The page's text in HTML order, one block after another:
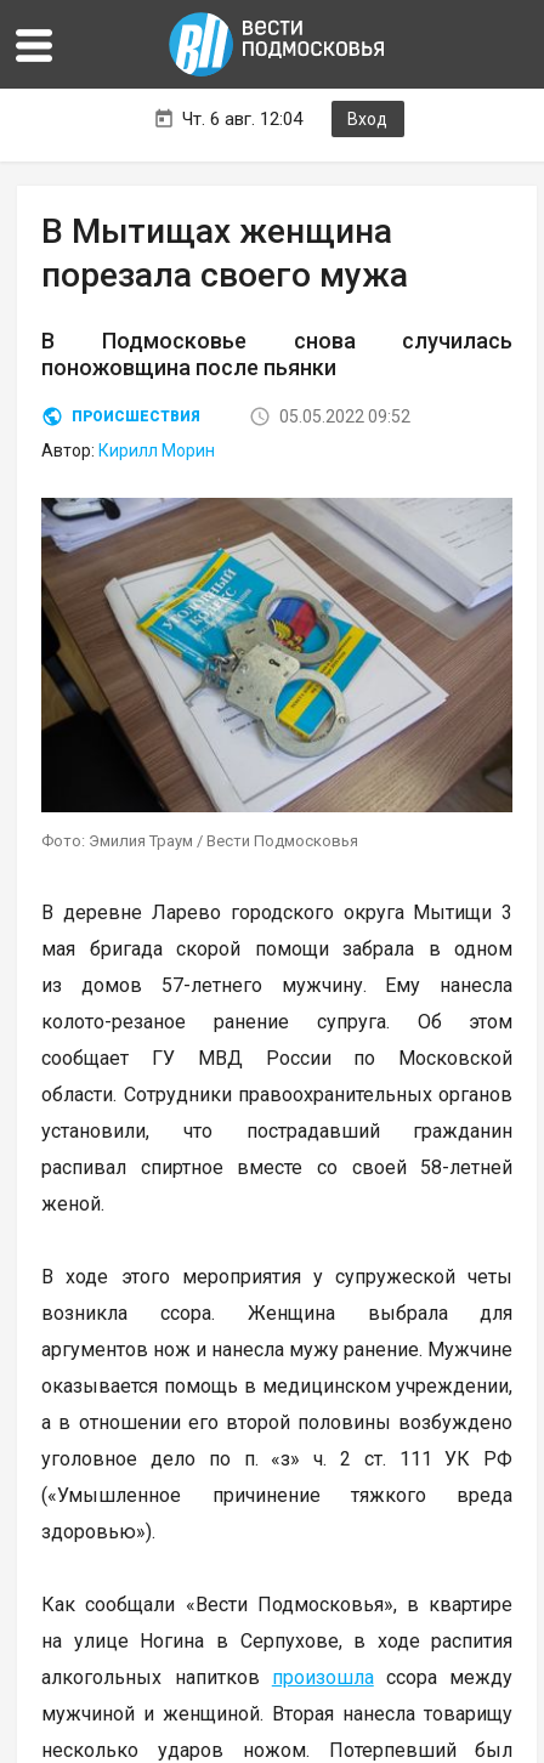
Чт. 6 авг. 12:04 Вход
В Мытищах женщина
порезала своего мужа
В Подмосковье снова случилась
поножовщина после пьянки
ПРОИСШЕСТВИЯ
05.05.2022 09:52
Автор: Кирилл Морин
Фото: Эмилия Траум / Вести Подмосковья
В деревне Ларево городского округа Мытищи 3
мая бригада скорой помощи забрала в одном
из домов 57-летнего мужчину. Ему нанесла
колото-резаное ранение супруга. Об этом
сообщает ГУ МВД России по Московской
области. Сотрудники правоохранительных органов
установили, что пострадавший гражданин
распивал спиртное вместе со своей 58-летней
женой.
В ходе этого мероприятия у супружеской четы
возникла ссора. Женщина выбрала для
аргументов нож и нанесла мужу ранение. Мужчине
оказывается помощь в медицинском учреждении,
а в отношении его второй половины возбуждено
уголовное дело по п. «з» ч. 2 ст. 111 УК РФ
(«Умышленное причинение тяжкого вреда
здоровью»).
Как сообщали «Вести Подмосковья», в квартире
на улице Ногина в Серпухове, в ходе распития
алкогольных напитков произошлассора между
мужчиной и женщиной. Вторая нанесла товарищу
несколько ударов ножом. Потерпевший был